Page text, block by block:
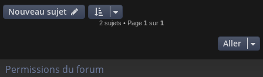
Nouveau sujet
2 sujets • Page 1 sur 1
Aller
Permissions du forum